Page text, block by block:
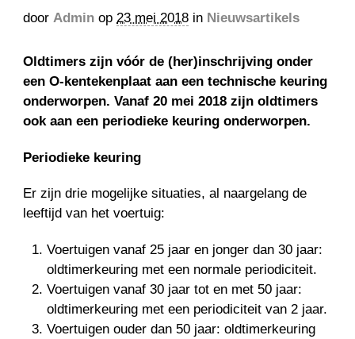
door Admin op 23 mei 2018 in Nieuwsartikels
Oldtimers zijn vóór de (her)inschrijving onder
een O-kentekenplaat aan een technische keuring
onderworpen. Vanaf 20 mei 2018 zijn oldtimers
ook aan een periodieke keuring onderworpen.
Periodieke keuring
Er zijn drie mogelijke situaties, al naargelang de
leeftijd van het voertuig:
Voertuigen vanaf 25 jaar en jonger dan 30 jaar:
oldtimerkeuring met een normale periodiciteit.
Voertuigen vanaf 30 jaar tot en met 50 jaar:
oldtimerkeuring met een periodiciteit van 2 jaar.
Voertuigen ouder dan 50 jaar: oldtimerkeuring